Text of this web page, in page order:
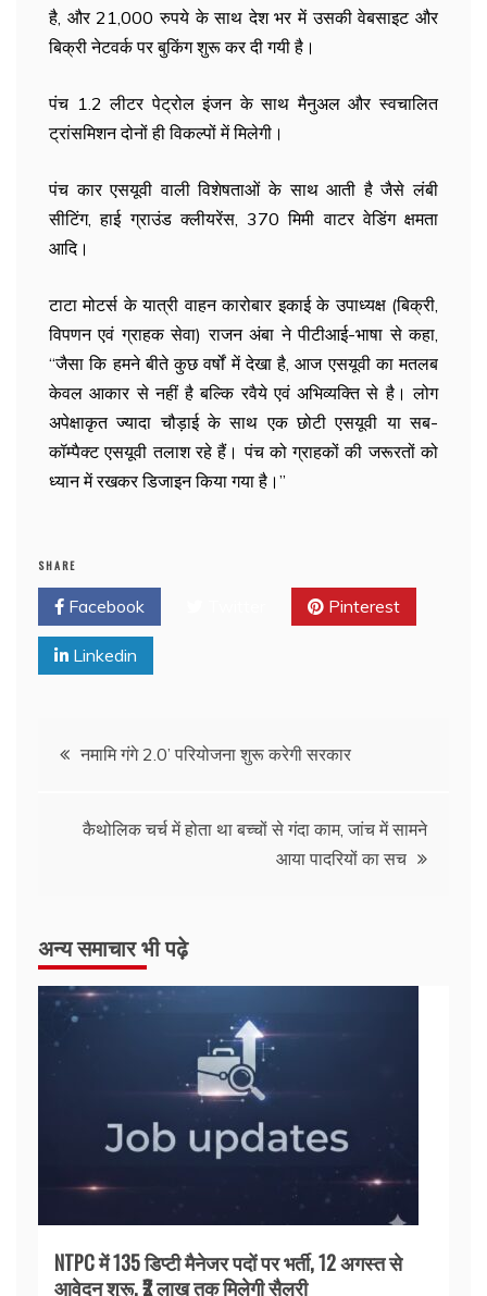
है, और 21,000 रुपये के साथ देश भर में उसकी वेबसाइट और
बिक्री नेटवर्क पर बुकिंग शुरू कर दी गयी है।
पंच 1.2 लीटर पेट्रोल इंजन के साथ मैनुअल और स्वचालित
ट्रांसमिशन दोनों ही विकल्पों में मिलेगी।
पंच कार एसयूवी वाली विशेषताओं के साथ आती है जैसे लंबी
सीटिंग, हाई ग्राउंड क्लीयरेंस, 370 मिमी वाटर वेडिंग क्षमता
आदि।
टाटा मोटर्स के यात्री वाहन कारोबार इकाई के उपाध्यक्ष (बिक्री,
विपणन एवं ग्राहक सेवा) राजन अंबा ने पीटीआई-भाषा से कहा,
“जैसा कि हमने बीते कुछ वर्षों में देखा है, आज एसयूवी का मतलब
केवल आकार से नहीं है बल्कि रवैये एवं अभिव्यक्ति से है। लोग
अपेक्षाकृत ज्यादा चौड़ाई के साथ एक छोटी एसयूवी या सब-
कॉम्पैक्ट एसयूवी तलाश रहे हैं। पंच को ग्राहकों की जरूरतों को
ध्यान में रखकर डिजाइन किया गया है।”
SHARE
Facebook Pinterest
Linkedin
नमामि गंगे 2.0’ परियोजना शुरू करेगी सरकार
कैथोलिक चर्च में होता था बच्चों से गंदा काम, जांच में सामने
आया पादरियों का सच
अन्य समाचार भी पढ़े
NTPC में 135 डिप्टी मैनेजर पदों पर भर्ती, 12 अगस्त से
आवेदन शुरू, ₹2 लाख तक मिलेगी सैलरी